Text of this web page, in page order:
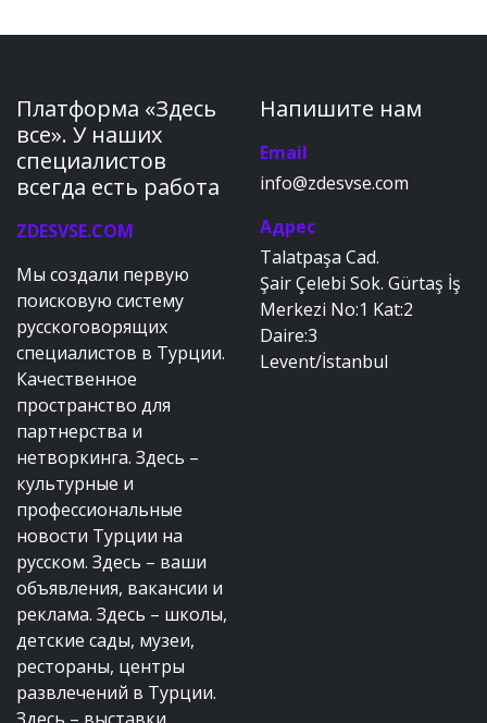
Платформа «Здесь
все». У наших
специалистов
всегда есть работа
ZDESVSE.COM
Мы создали первую
поисковую систему
русскоговорящих
специалистов в Турции.
Качественное
пространство для
партнерства и
нетворкинга. Здесь –
культурные и
профессиональные
новости Турции на
русском. Здесь – ваши
объявления, вакансии и
реклама. Здесь – школы,
детские сады, музеи,
рестораны, центры
развлечений в Турции.
Напишите нам
Email
info@zdesvse.com
Адрес
Talatpaşa Cad.
Şair Çelebi Sok. Gürtaş İş
Merkezi No:1 Kat:2
Daire:3
Levent/İstanbul